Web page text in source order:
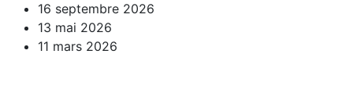
16 septembre 2026
13 mai 2026
11 mars 2026